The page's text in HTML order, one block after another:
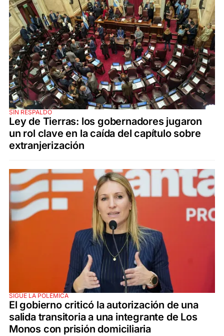
SIN RESPALDO
Ley de Tierras: los gobernadores jugaron
un rol clave en la caída del capítulo sobre
extranjerización
SIGUE LA POLÉMICA
El gobierno criticó la autorización de una
salida transitoria a una integrante de Los
Monos con prisión domiciliaria